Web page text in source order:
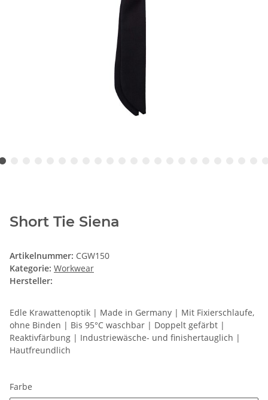
Short Tie Siena
Artikelnummer: CGW150
Kategorie: Workwear
Hersteller:
Edle Krawattenoptik | Made in Germany | Mit Fixierschlaufe,
ohne Binden | Bis 95°C waschbar | Doppelt gefärbt |
Reaktivfärbung | Industriewäsche- und finishertauglich |
Hautfreundlich
Farbe